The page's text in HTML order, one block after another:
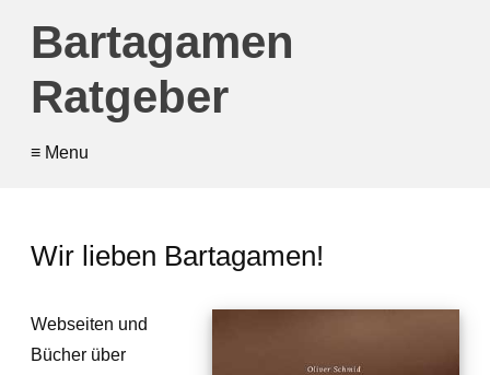
Bartagamen
Ratgeber
≡ Menu
Wir lieben Bartagamen!
Webseiten und
Bücher über